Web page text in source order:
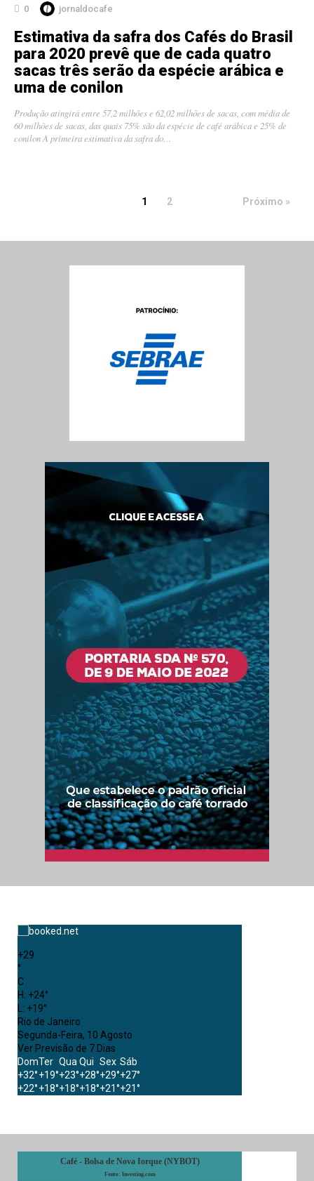
+29
°
C
H: +24°
L: +19°
Rio de Janeiro
Segunda-Feira, 10 Agosto
Ver Previsão de 7 Dias
DomTer Qua Qui Sex Sáb
+32°+19°+23°+28°+29°+27°
+22°+18°+18°+18°+21°+21°
Café - Bolsa de Nova Iorque (NYBOT)
Fonte: Investing.com
0 jornaldocafe
Estimativa da safra dos Cafés do Brasil
para 2020 prevê que de cada quatro
sacas três serão da espécie arábica e
uma de conilon
Produção atingirá entre 57,2 milhões e 62,02 milhões de sacas, com média de
60 milhões de sacas, das quais 75% são da espécie de café arábica e 25% de
conilon A primeira estimativa da safra do…
1 2 Próximo »